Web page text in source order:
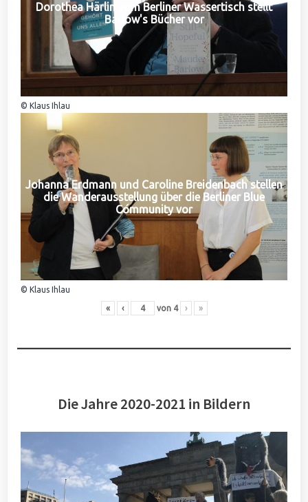
Dorothea Härlin vom Berliner Wassertisch stellt
Barlow's Bücher vor
© Klaus Ihlau
Johanna Erdmann und Caroline Breidenbach stellen
die Wanderausstellung über die Berliner Blue
Community vor
© Klaus Ihlau
« ‹ von 4 › »
Die Jahre 2020-2021 in Bildern